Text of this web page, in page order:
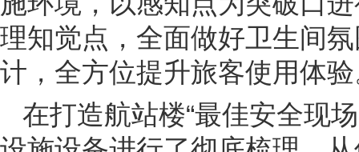
理知觉点，全面做好卫生间
计，全方位提升旅客使用体
在打造航站楼“最佳安全现